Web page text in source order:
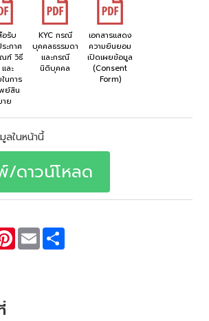
รับ
ะกาศ
ฑ์ วิธี
ละ
นการ
ย์สิน
าย
KYC กรณี
บุคคลธรรมดา
และกรณี
นิติบุคคล
เอกสารแสดง
ความยินยอม
เปิดเผยข้อมูล
(Consent
Form)
ในหน้านี้
ดาวน์โหลด
P
n
E
m
a